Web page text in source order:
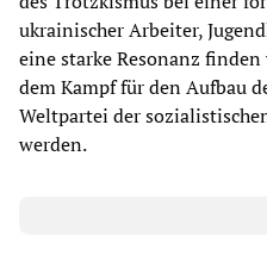
ukrainischer Arbeiter,
eine starke Resonanz
dem Kampf für den Aufbau
Weltpartei der
werden.